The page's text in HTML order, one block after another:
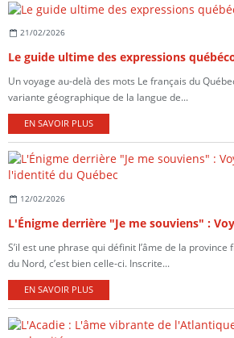
21/02/2026
Le guide ultime des expressions
Un voyage au-delà des mots Le français du
variante géographique de la langue de...
EN SAVOIR PLUS
12/02/2026
S’il est une phrase qui définit l’âme de la
du Nord, c’est bien celle-ci. Inscrite...
EN SAVOIR PLUS